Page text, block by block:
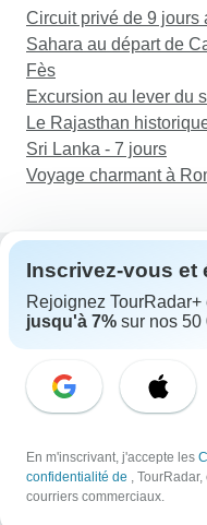
Circuit privé de 9 jours
Sahara au départ de
Fès
Excursion au lever du
Le Rajasthan
Sri Lanka - 7 jours
Voyage charmant à
Assistance
Contactez-nous
E-mail:
Sélectionnez la langue
Copyright © TourRadar. Tous
Mentions légales
Inscrivez-vous et
Rejoignez TourRadar+
jusqu'à 7% sur nos 50
En m'inscrivant, j'accepte les
confidentialité de ,
courriers commerciaux.